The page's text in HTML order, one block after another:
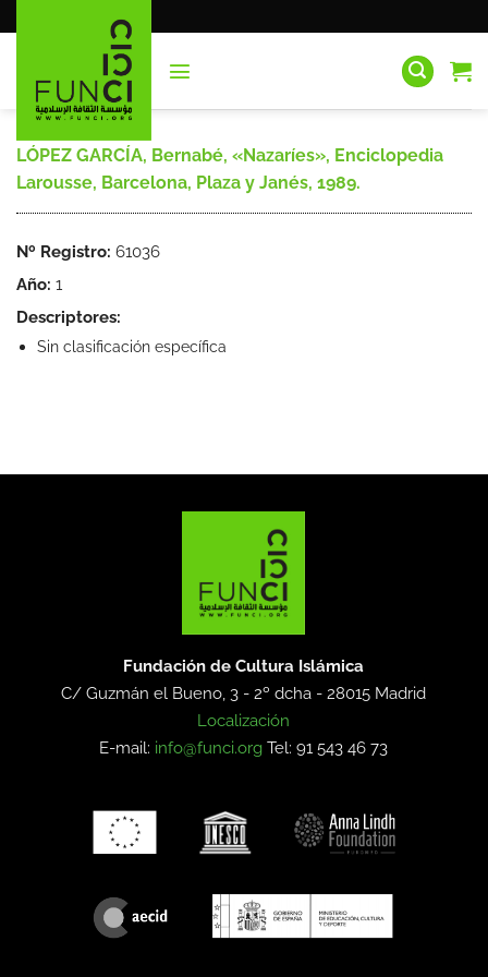
al
LÓPEZ GARCÍA, Bernabé, «Nazaríes», Enciclopedia
Larousse, Barcelona, Plaza y Janés, 1989.
Nº Registro: 61036
Año: 1
Descriptores:
Sin clasificación específica
Fundación de Cultura Islámica
C/ Guzmán el Bueno, 3 - 2º dcha -28015 Madrid
Localización
E-mail: info@funci.org Tel: 91 543 46 73